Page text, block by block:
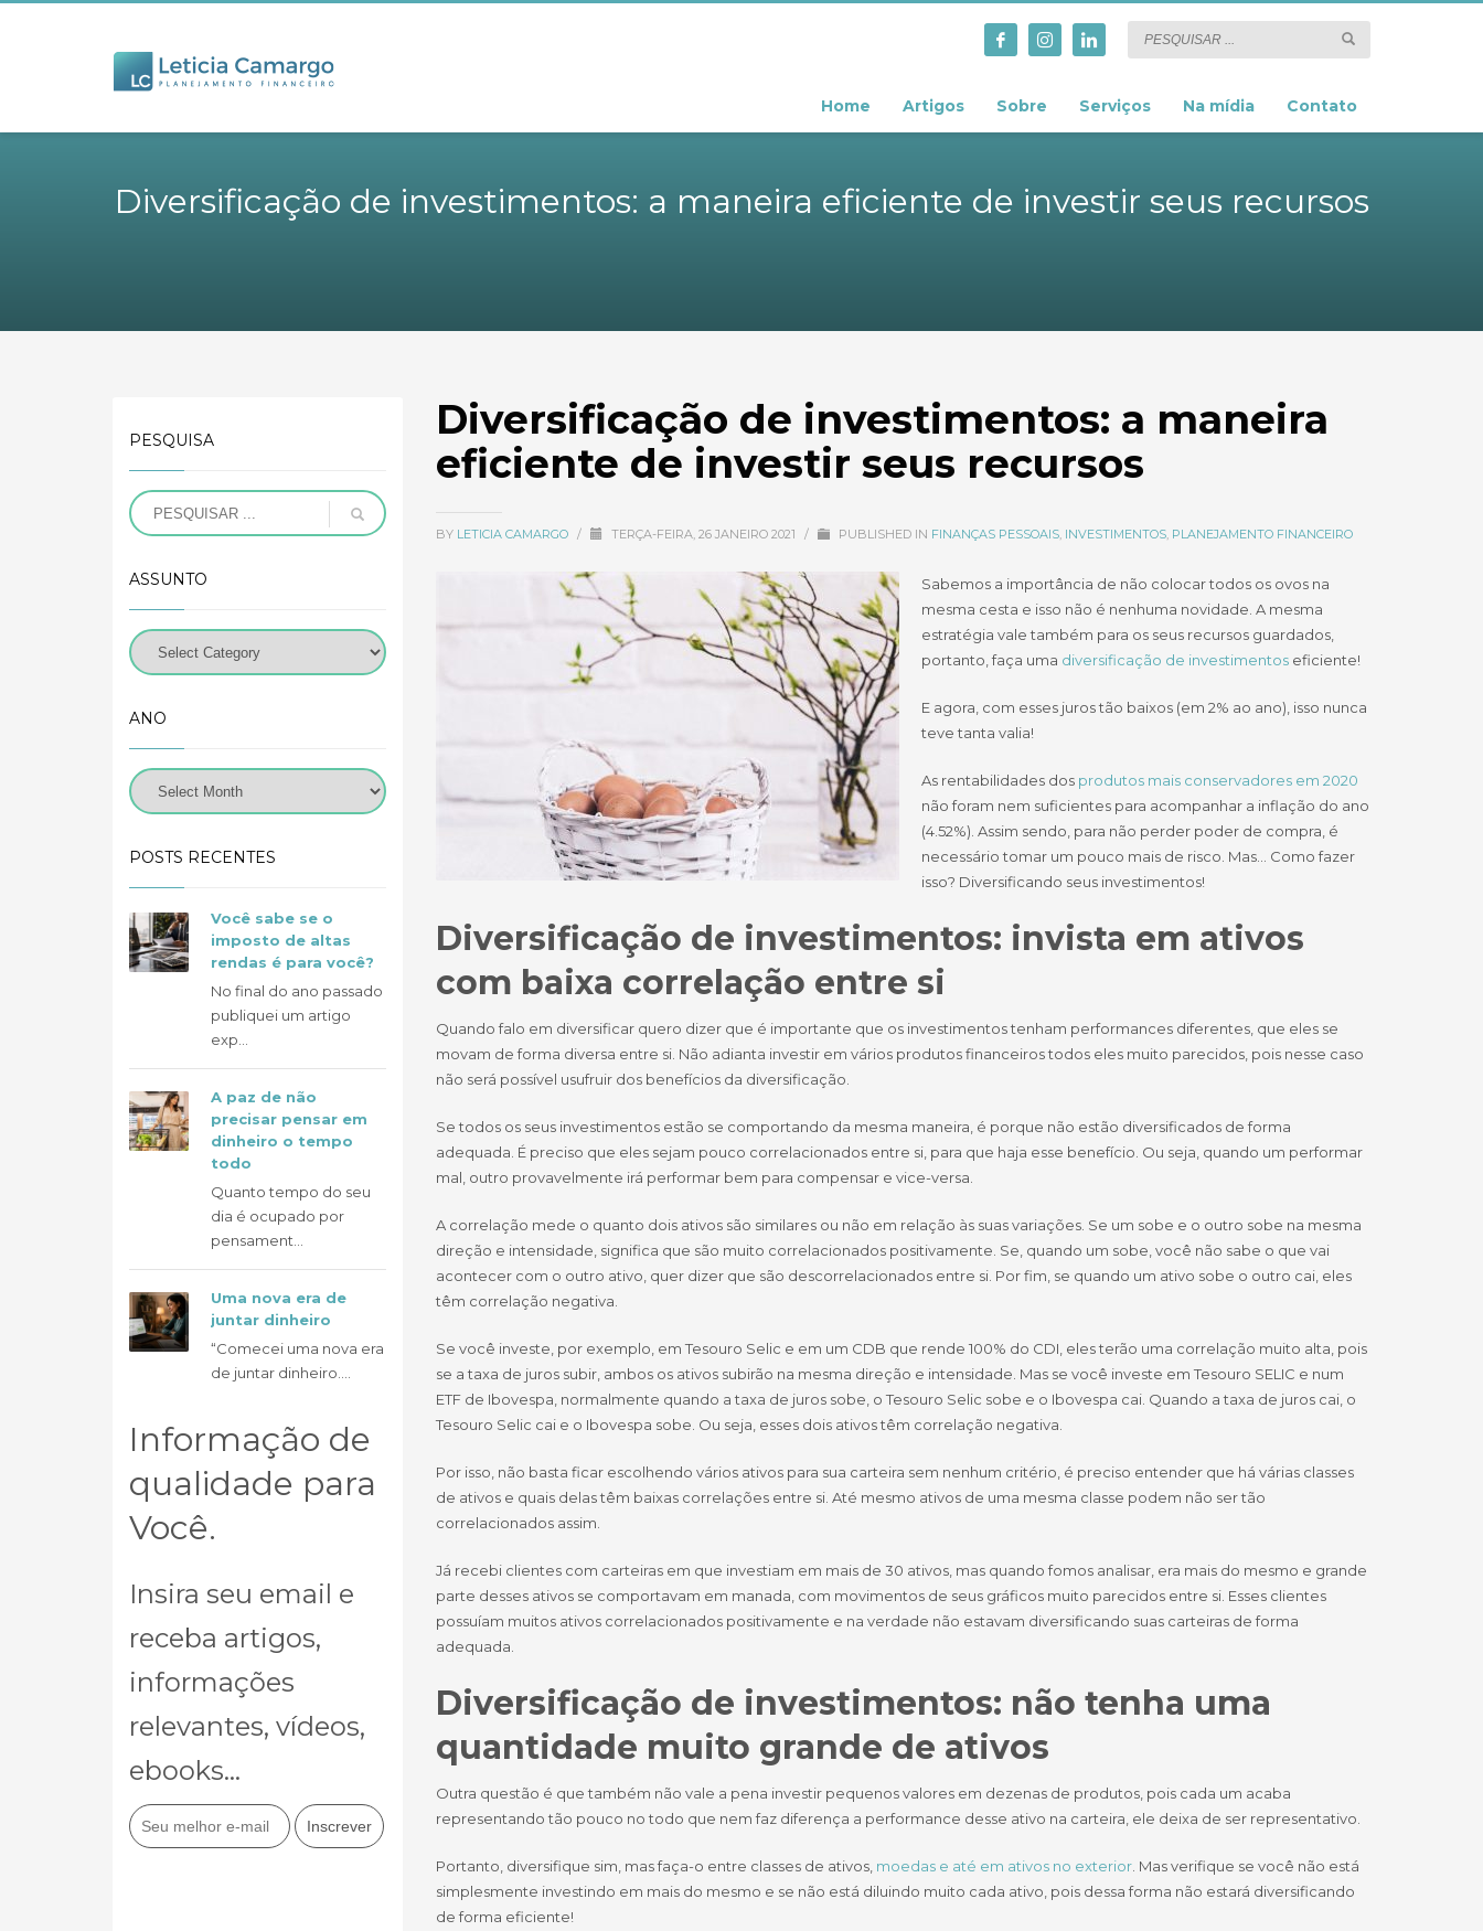
Home Artigos Sobre Serviços Na mídia Contato
Diversificação de investimentos: a maneira eficiente de investir seus recursos
Diversificação de investimentos: a maneira
eficiente de investir seus recursos
BY LETICIA CAMARGO / TERÇA-FEIRA, 26 JANEIRO 2021 / PUBLISHED IN FINANÇAS PESSOAIS, INVESTIMENTOS, PLANEJAMENTO FINANCEIRO
Sabemos a importância de não colocar todos os ovos na
mesma cesta e isso não é nenhuma novidade. A mesma
estratégia vale também para os seus recursos guardados,
portanto, faça uma diversificação de investimentoseficiente!
E agora, com esses juros tão baixos (em 2% ao ano), isso nunca
teve tanta valia!
As rentabilidades dos produtos mais conservadores em 2020
não foram nem suficientes para acompanhar a inflação do ano
(4.52%). Assim sendo, para não perder poder de compra, é
necessário tomar um pouco mais de risco. Mas… Como fazer
isso? Diversificando seus investimentos!
Diversificação de investimentos: invista em ativos
com baixa correlação entre si
Quando falo em diversificar quero dizer que é importante que os investimentos tenham performances diferentes, que eles se
movam de forma diversa entre si. Não adianta investir em vários produtos financeiros todos eles muito parecidos, pois nesse caso
não será possível usufruir dos benefícios da diversificação.
Se todos os seus investimentos estão se comportando da mesma maneira, é porque não estão diversificados de forma
adequada. É preciso que eles sejam pouco correlacionados entre si, para que haja esse benefício. Ou seja, quando um performar
mal, outro provavelmente irá performar bem para compensar e vice-versa.
A correlação mede o quanto dois ativos são similares ou não em relação às suas variações. Se um sobe e o outro sobe na mesma
direção e intensidade, significa que são muito correlacionados positivamente. Se, quando um sobe, você não sabe o que vai
acontecer com o outro ativo, quer dizer que são descorrelacionados entre si. Por fim, se quando um ativo sobe o outro cai, eles
têm correlação negativa.
Se você investe, por exemplo, em Tesouro Selic e em um CDB que rende 100% do CDI, eles terão uma correlação muito alta, pois
se a taxa de juros subir, ambos os ativos subirão na mesma direção e intensidade. Mas se você investe em Tesouro SELIC e num
ETF de Ibovespa, normalmente quando a taxa de juros sobe, o Tesouro Selic sobe e o Ibovespa cai. Quando a taxa de juros cai, o
Tesouro Selic cai e o Ibovespa sobe. Ou seja, esses dois ativos têm correlação negativa.
Por isso, não basta ficar escolhendo vários ativos para sua carteira sem nenhum critério, é preciso entender que há várias classes
de ativos e quais delas têm baixas correlações entre si. Até mesmo ativos de uma mesma classe podem não ser tão
correlacionados assim.
Já recebi clientes com carteiras em que investiam em mais de 30 ativos, mas quando fomos analisar, era mais do mesmo e grande
parte desses ativos se comportavam em manada, com movimentos de seus gráficos muito parecidos entre si. Esses clientes
possuíam muitos ativos correlacionados positivamente e na verdade não estavam diversificando suas carteiras de forma
adequada.
Diversificação de investimentos: não tenha uma
quantidade muito grande de ativos
Outra questão é que também não vale a pena investir pequenos valores em dezenas de produtos, pois cada um acaba
representando tão pouco no todo que nem faz diferença a performance desse ativo na carteira, ele deixa de ser representativo.
Portanto, diversifique sim, mas faça-o entre classes de ativos, moedas e até em ativos no exterior. Mas verifique se você não está
simplesmente investindo em mais do mesmo e se não está diluindo muito cada ativo, pois dessa forma não estará diversificando
de forma eficiente!
PESQUISA
ASSUNTO
ANO
POSTS RECENTES
Você sabe se o
imposto de altas
rendas é para você?
No final do ano passado
publiquei um artigo
exp...
A paz de não
precisar pensar em
dinheiro o tempo
todo
Quanto tempo do seu
dia é ocupado por
pensament...
Uma nova era de
juntar dinheiro
“Comecei uma nova era
de juntar dinheiro....
Informação de
qualidade para
Você.
Insira seu email e
receba artigos,
informações
relevantes, vídeos,
ebooks...